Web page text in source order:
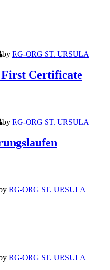
by RG-ORG ST. URSULA
First Certificate
by RG-ORG ST. URSULA
RG-ORG ST. URSULA
RG-ORG ST. URSULA